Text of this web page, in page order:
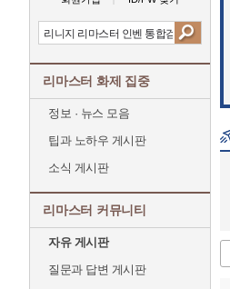
리마스터 화제 집중
정보 · 뉴스 모음
팁과 노하우 게시판
소식 게시판
리마스터 커뮤니티
자유 게시판
질문과 답변 게시판